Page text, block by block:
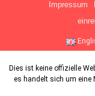
Impressum
Dies ist keine offizielle
es handelt sich um eine